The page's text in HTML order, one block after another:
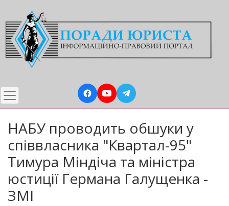
до
основного
вмісту
НАБУ проводить обшуки у
співвласника "Квартал-95"
Тимура Міндіча та міністра
юстиції Германа Галущенка -
ЗМІ